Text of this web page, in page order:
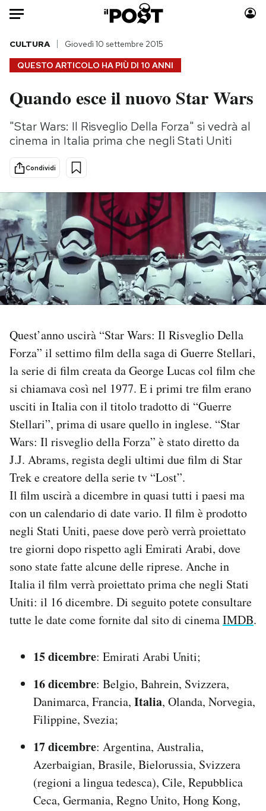
Auto
HOME
Italia
Politica
Internet
Cultura
Economia
Sport
Moda
Consumismi
Storie/Idee
Europa
Altrecose
Mondiali calcio 2026
PODCAST
NEWSLETTER
I MIEI PREFERITI
SHOP
CALENDARIO
AREA PERSONALE
Area Personale
Newsletter
Notifiche mobile
Regala il Post
Hai bisogno di aiuto?
Esci
QUESTO ARTICOLO HA PIÙ DI 10 ANNI
CULTURA Giovedì 10 settembre 2015
Quando esce il nuovo Star Wars
"Star Wars: Il Risveglio Della Forza" si vedrà al
cinema in Italia prima che negli Stati Uniti
Condividi
Quest’anno uscirà “Star Wars: Il Risveglio Della
Forza” il settimo film della saga di Guerre Stellari,
la serie di film creata da George Lucas col film che
si chiamava così nel 1977. E i primi tre film erano
usciti in Italia con il titolo tradotto di “Guerre
Stellari”, prima di usare quello in inglese. “Star
Wars: Il risveglio della Forza” è stato diretto da
J.J. Abrams, regista degli ultimi due film di Star
Trek e creatore della serie tv “Lost”.
Il film uscirà a dicembre in quasi tutti i paesi ma
con un calendario di date vario. Il film è prodotto
negli Stati Uniti, paese dove però verrà proiettato
tre giorni dopo rispetto agli Emirati Arabi, dove
sono state fatte alcune delle riprese. Anche in
Italia il film verrà proiettato prima che negli Stati
Uniti: il 16 dicembre. Di seguito potete consultare
tutte le date come fornite dal sito di cinemaIMDB.
15 dicembre: Emirati Arabi Uniti;
16 dicembre: Belgio, Bahrein, Svizzera,
Danimarca, Francia, Italia, Olanda, Norvegia,
Filippine, Svezia;
17 dicembre: Argentina, Australia,
Azerbaigian, Brasile, Bielorussia, Svizzera
(regioni a lingua tedesca), Cile, Repubblica
Ceca, Germania, Regno Unito, Hong Kong,